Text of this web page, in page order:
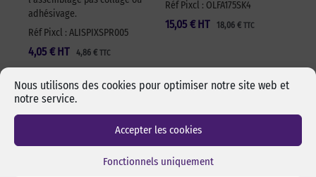
Nous utilisons des cookies pour optimiser notre site web et
notre service.
Accepter les cookies
Fonctionnels uniquement
adhésivage.
Réf Pixcl : ALISPIXSPR005
4,05 € 4,86 € TTC
HT
Réf Pixcl : OLFA175SK4
15,05 € 18,06 € TTC
HT